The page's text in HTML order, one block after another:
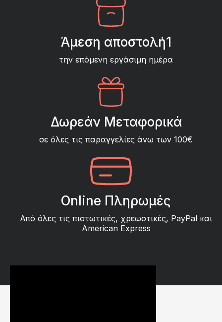
Άμεση αποστολή1
την επόμενη εργάσιμη ημέρα
Δωρεάν Μεταφορικά
σε όλες τις παραγγελίες άνω των 100€
Online Πληρωμές
Από όλες τις πιστωτικές, χρεωστικές, PayPal και
American Express